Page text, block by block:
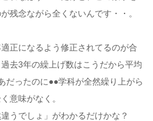
残念ながら全くないんです・・。
正になるよう修正されてるのが合
去3年の繰上げ数はこうだから平均
だったのに●●学科が全然繰り上がら
意味がなく。
うでしょ」がわかるだけかな？